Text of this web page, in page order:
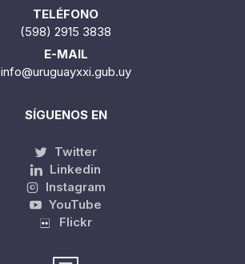
TELÉFONO
(598) 2915 3838
E-MAIL
info@uruguayxxi.gub.uy
SÍGUENOS EN
Twitter
Linkedin
Instagram
YouTube
Flickr